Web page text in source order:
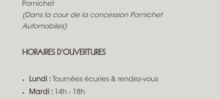
Pornichet
(Dans la cour de la concession Pornichet
Automobiles)
HORAIRES D'OUVERTURES
Lundi :
Tournées écuries & rendez-vous
Mardi :
14h - 18h